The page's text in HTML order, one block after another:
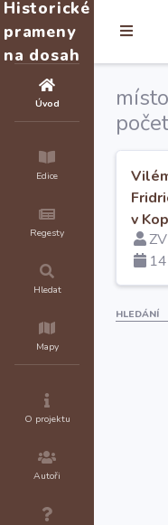
Historické
prameny
na dosah
Úvod
Edice
Regesty
Hledat
Mapy
O projektu
Autoři
v
ZV
HLEDÁNÍ